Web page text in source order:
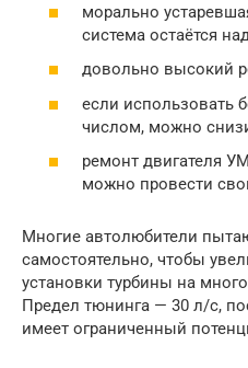
морально
система остаётся
довольно высокий
если использовать
числом, можно
ремонт двигателя
можно провести
Многие автолюбители
самостоятельно, чтобы
установки турбины на
Предел тюнинга — 30 л/с,
имеет ограниченный